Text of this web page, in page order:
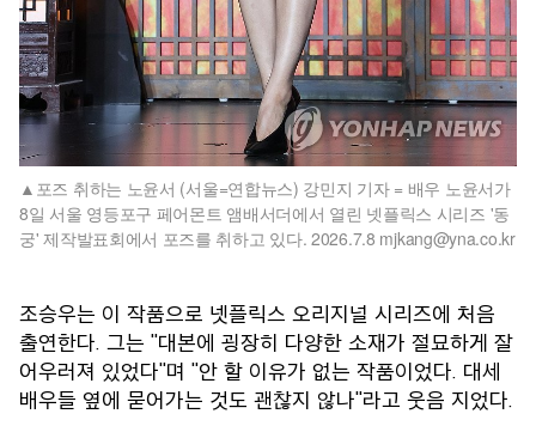
포즈 취하는 노윤서 (서울=연합뉴스) 강민지 기자 = 배우 노윤서가
8일 서울 영등포구 페어몬트 앰배서더에서 열린 넷플릭스 시리즈 '동
궁' 제작발표회에서 포즈를 취하고 있다. 2026.7.8 mjkang@yna.co.kr
조승우는 이 작품으로 넷플릭스 오리지널 시리즈에 처음
출연한다. 그는 "대본에 굉장히 다양한 소재가 절묘하게 잘
어우러져 있었다"며 "안 할 이유가 없는 작품이었다. 대세
배우들 옆에 묻어가는 것도 괜찮지 않나"라고 웃음 지었다.